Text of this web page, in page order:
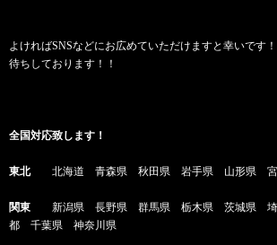
よければSNSなどにお広めていただけますと幸いです
待ちしております！！
全国対応致します！
東北 北海道 青森県 秋田県 岩手県 山形県
関東 新潟県 長野県 群馬県 栃木県 茨城県 埼
都 千葉県 神奈川県